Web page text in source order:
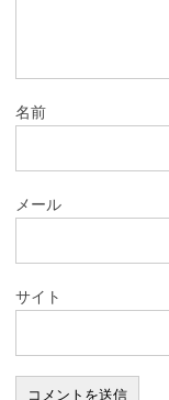
名前
メール
サイト